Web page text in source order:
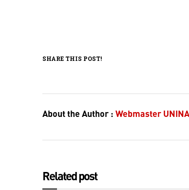
SHARE THIS POST!
About the Author : Webmaster
Related post